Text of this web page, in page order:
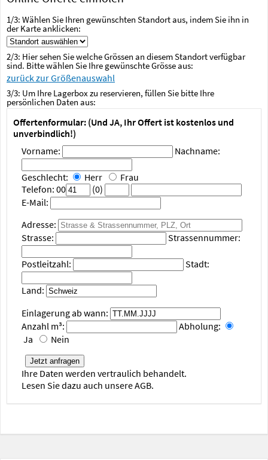
1/3: Wählen Sie Ihren gewünschten Standort aus, indem Sie ihn in
der Karte anklicken:
2/3: Hier sehen Sie welche Grössen an diesem Standortverfügbar
sind. Bitte wählen Sie Ihre gewünschte Grösse aus:
zurück zur Größenauswahl
3/3: Um Ihre Lagerboxzu reservieren, füllen Sie bitte Ihre
persönlichen Daten aus:
Offertenformular: (Und JA, Ihr Offert ist kostenlos und
unverbindlich!)
Vorname:
Nachname:
Geschlecht: Herr
Frau
Telefon: 00
(0)
E-Mail:
Adresse:
Strasse:
Strassennummer:
Postleitzahl: Stadt:
Land:
Einlagerung ab wann:
Anzahl m³:
Abholung:
Ja
Nein
Ihre Daten werden vertraulich behandelt.
Lesen Sie dazu auch unsere AGB.